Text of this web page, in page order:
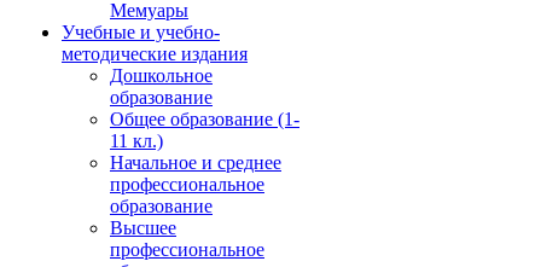
Мемуары
Учебные и учебно-
методические издания
Дошкольное
образование
Общее образование (1-
11 кл.)
Начальное и среднее
профессиональное
образование
Высшее
профессиональное